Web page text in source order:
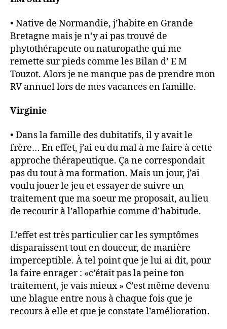
• Native de Normandie, j’habite en Grande
Bretagne mais je n’y ai pas trouvé de
phytothérapeute ou naturopathe qui me
remette sur pieds comme les Bilan d’ E M
Touzot. Alors je ne manque pas de prendre mon
RV annuel lors de mes vacances en famille.
Virginie
• Dans la famille des dubitatifs, il y avait le
frère… En effet, j’ai eu du mal à me faire à cette
approche thérapeutique. Ça ne correspondait
pas du tout à ma formation. Mais un jour, j’ai
voulu jouer le jeu et essayer de suivre un
traitement que ma soeur me proposait, au lieu
de recourir à l’allopathie comme d’habitude.
L’effet est très particulier car les symptômes
disparaissent tout en douceur, de manière
imperceptible. À tel point que je lui ai dit, pour
la faire enrager : «c’était pas la peine ton
traitement, je vais mieux » C’est même devenu
une blague entre nous à chaque fois que je
recours à elle et que je constate l’amélioration.